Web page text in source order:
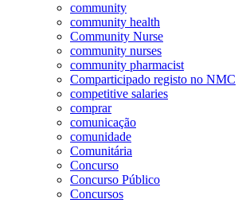
community
community health
Community Nurse
community nurses
community pharmacist
Comparticipado registo no NMC
competitive salaries
comprar
comunicação
comunidade
Comunitária
Concurso
Concurso Público
Concursos